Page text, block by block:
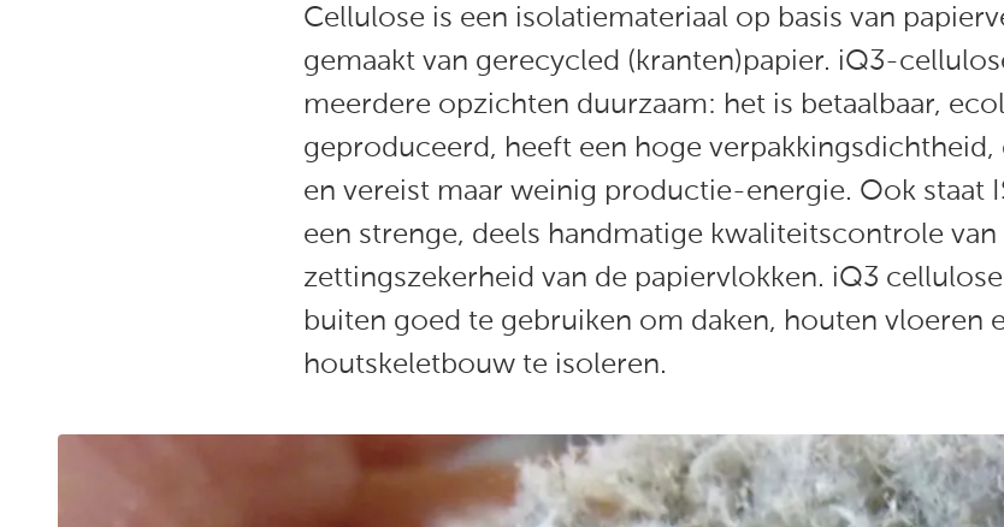
Cellulose is een isolatiemateriaal op basis van
gemaakt van gerecycled (kranten)papier. iQ3-
meerdere opzichten duurzaam: het is betaalbaar,
geproduceerd, heeft een hoge verpakkingsdichtheid,
en vereist maar weinig productie-energie. Ook staat
een strenge, deels handmatige kwaliteitscontrole van
zettingszekerheid van de papiervlokken. iQ3
buiten goed te gebruiken om daken, houten vloeren
houtskeletbouw te isoleren.